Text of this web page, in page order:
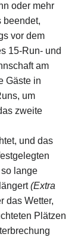
oder mehr
beendet,
vor dem
15-Run- und
am
Gäste in
um
zweite
und das
lange
(Extra
das Wetter,
Plätzen